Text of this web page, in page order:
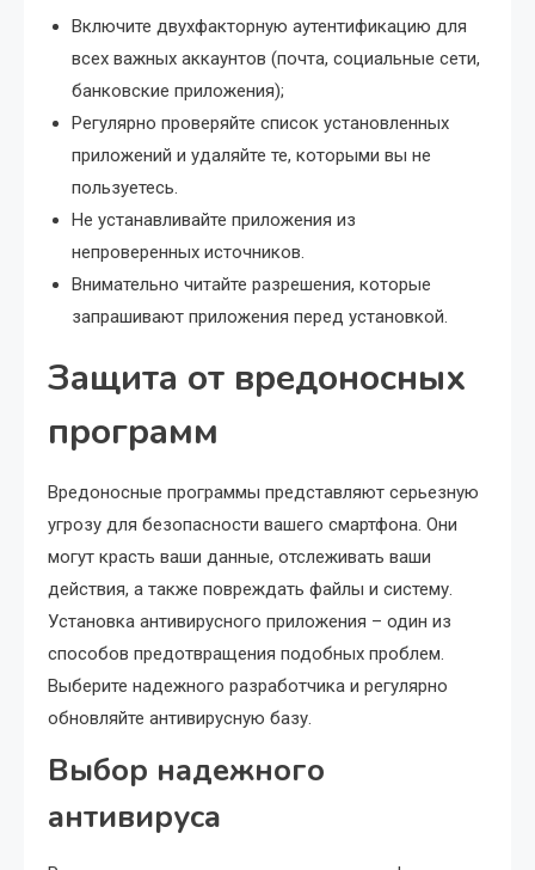
Включите двухфакторную аутентификацию для
всех важных аккаунтов (почта, социальные сети,
банковские приложения);
Регулярно проверяйте список установленных
приложений и удаляйте те, которыми вы не
пользуетесь.
Не устанавливайте приложения из
непроверенных источников.
Внимательно читайте разрешения, которые
запрашивают приложения перед установкой.
Защита от вредоносных
программ
Вредоносные программы представляют серьезную
угрозу для безопасности вашего смартфона. Они
могут красть ваши данные, отслеживать ваши
действия, а также повреждать файлы и систему.
Установка антивирусного приложения – один из
способов предотвращения подобных проблем.
Выберите надежного разработчика и регулярно
обновляйте антивирусную базу.
Выбор надежного
антивируса